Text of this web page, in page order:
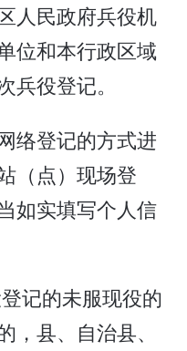
人民政府兵役机
位和本行政区域
兵役登记。
络登记的方式进
（点）现场登
如实填写个人信
记的未服现役的
县、自治县、